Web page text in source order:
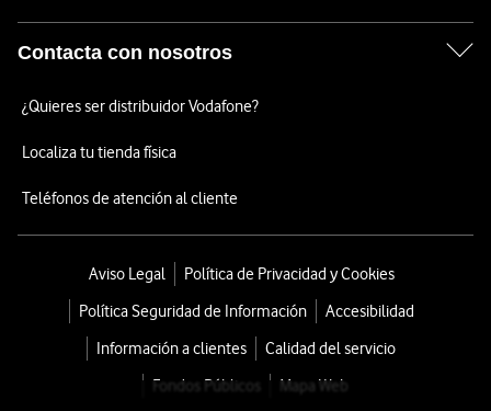
Contacta con nosotros
¿Quieres ser distribuidor Vodafone?
Localiza tu tienda física
Teléfonos de atención al cliente
Aviso Legal
Política de Privacidad y Cookies
Política Seguridad de Información
Accesibilidad
Información a clientes
Calidad del servicio
Fondos Públicos
Mapa Web